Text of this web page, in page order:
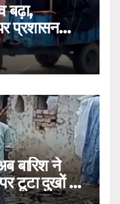
बढ़ा,
प्रशासन
बारिश ने
टूटा दुखों का